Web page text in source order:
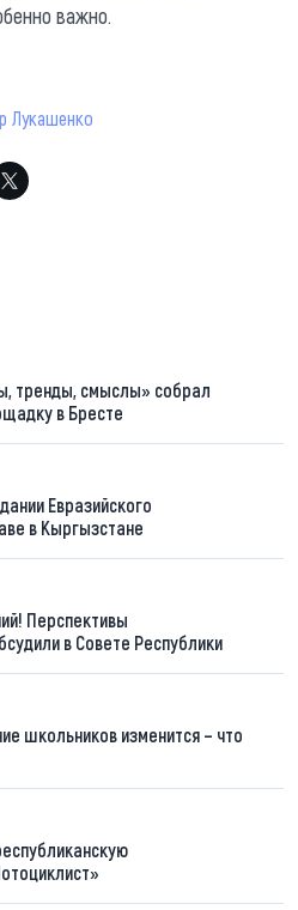
важно.
Лукашенко
тренды, смыслы» собрал
в Бресте
Евразийского
в Кыргызстане
Перспективы
в Совете Республики
школьников изменится – что